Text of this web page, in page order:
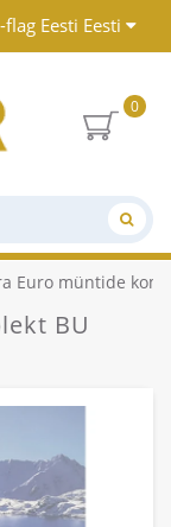
Eesti
0
Euro müntide
BU